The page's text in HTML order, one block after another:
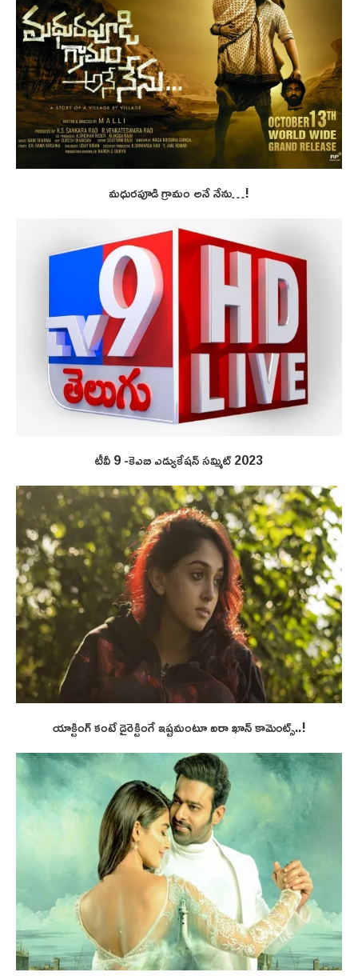
మధురపూడి గ్రామం అనే నేను…!
టీవీ 9 -కెఎబి ఎడ్యుకేషన్ సమ్మిట్ 2023
యాక్టింగ్ కంటే డైరెక్టింగే ఇష్టమంటూ ఐరా ఖాన్ కామెంట్స్..!